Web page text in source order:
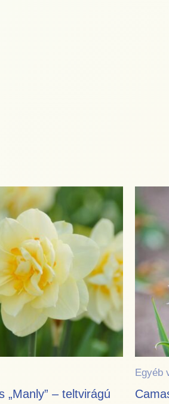
„Manly” – teltvirágú
Egyéb